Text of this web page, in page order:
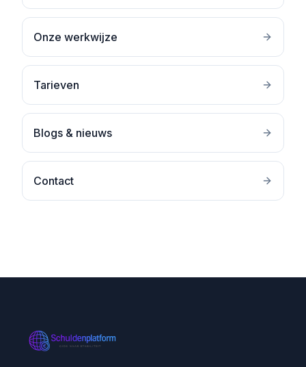
Onze werkwijze
Tarieven
Blogs & nieuws
Contact